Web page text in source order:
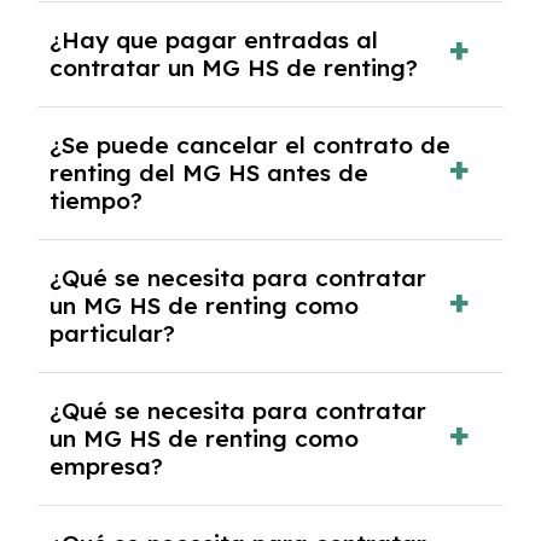
con el seguro a todo riesgo sin franquicia
incluido dentro de las cuotas mensuales.
¿Hay que pagar entradas al
contratar un MG HS de renting?
tendrás que pagar ningún tipo de entrada
salvo en casos que lo exija el proveedor
debido al resultado del estudio de viabilidad
económica.
¿Se puede cancelar el contrato de
renting del MG HS antes de
tiempo?
pero puede haber penalizaciones por
cancelación anticipada. Es importante revisar
las condiciones del contrato y hablar con un
experto que te asesore.
¿Qué se necesita para contratar
un MG HS de renting como
particular?
y, en algunos casos, una consulta de solvencia
crediticia y un pago inicial.
¿Qué se necesita para contratar
un MG HS de renting como
empresa?